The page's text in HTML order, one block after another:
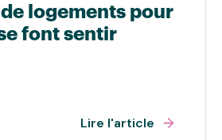
de logements pour
font sentir
Lire l'article